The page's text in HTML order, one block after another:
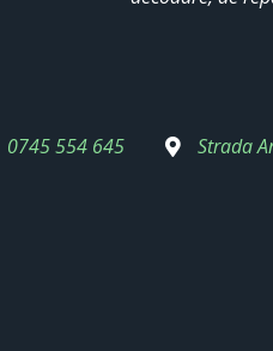
0745 554 645 Strada